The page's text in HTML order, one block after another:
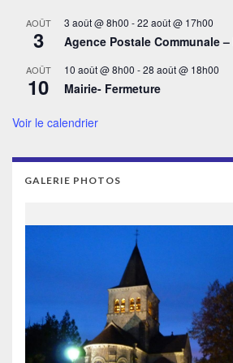
AOÛT
3
3 août @ 8h00 -22 août @ 17h00
Agence Postale Communale
AOÛT
10
10 août @ 8h00 -28 août @ 18h00
Mairie- Fermeture
Voir le calendrier
GALERIE PHOTOS